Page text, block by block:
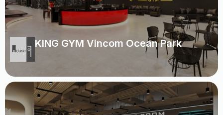
KING GYM Vincom Ocean Park